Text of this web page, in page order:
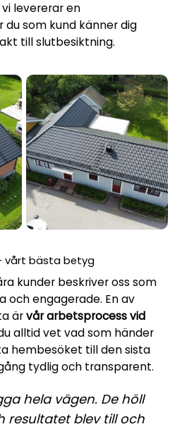
levererar en
som kund känner dig
till slutbesiktning.
vårt bästa betyg
kunder beskriver oss som
och engagerade. En av
ärvår arbetsprocess vid
alltid vet vad som händer
hembesöket till den sista
tydlig och transparent.
hela vägen. De höll
resultatet blev till och